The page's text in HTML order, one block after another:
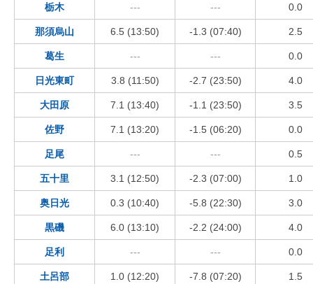
栃木 --- --- 0.0
那須烏山 6.5 (13:50) -1.3 (07:40) 2.5
葛生 --- --- 0.0
日光東町 3.8 (11:50) -2.7 (23:50) 4.0
大田原 7.1 (13:40) -1.1 (23:50) 3.5
佐野 7.1 (13:20) -1.5 (06:20) 0.0
足尾 --- --- 0.5
五十里 3.1 (12:50) -2.3 (07:00) 1.0
奥日光 0.3 (10:40) -5.8 (22:30) 3.0
黒磯 6.0 (13:10) -2.2 (24:00) 4.0
足利 --- --- 0.0
土呂部 1.0 (12:20) -7.8 (07:20) 1.5